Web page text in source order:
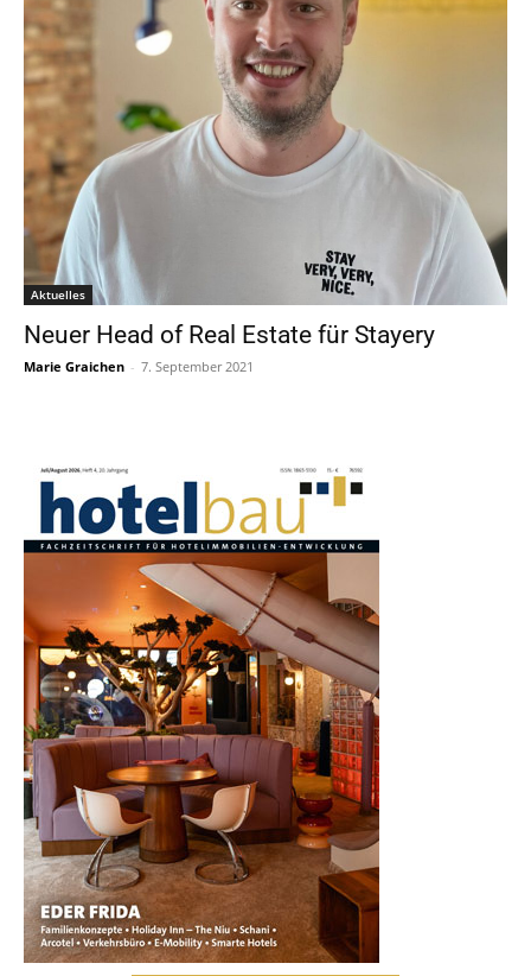
Aktuelles
Neuer Head of Real Estate für Stayery
Marie Graichen - 7. September 2021